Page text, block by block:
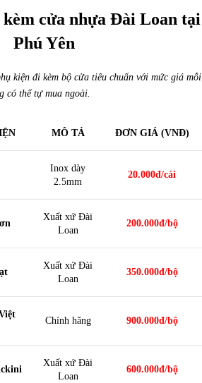
cửa nhựa Đài Loan tại
Phú Yên
kiện đi kèm bộ cửa tiêu chuẩn với mức giá mỗi
có thể tự mua ngoài.
MÔ TẢ ĐƠN GIÁ (VNĐ)
Inox dày
2.5mm
20.000đ/cái
Xuất xứ Đài
Loan
200.000đ/bộ
Xuất xứ Đài
Loan
350.000đ/bộ
Chính hãng 900.000đ/bộ
Xuất xứ Đài
Loan
600.000đ/bộ